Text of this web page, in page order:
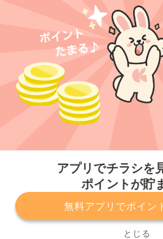
アプリでチラシを
ポイントが貯
無料アプリでポイン
とじる
プライバシーポリシー 利用規
サービスに関してのお問い合わせ